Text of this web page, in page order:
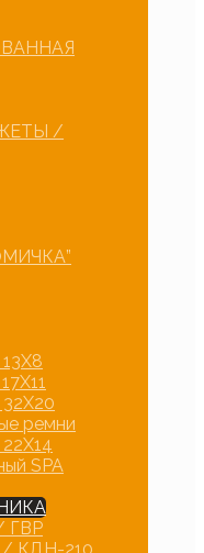
/
ремни
SPA
ГВР
/ КДН-210